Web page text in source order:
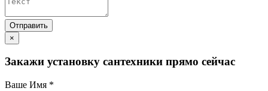
×
Закажи установку сантехники прямо сейчас
Ваше Имя *